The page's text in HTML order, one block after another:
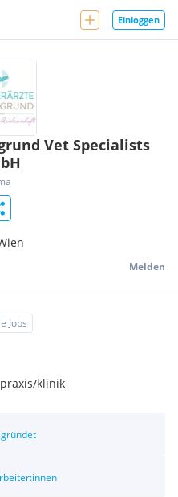
Einloggen
Vet Specialists
Melden
Jobs
klinik